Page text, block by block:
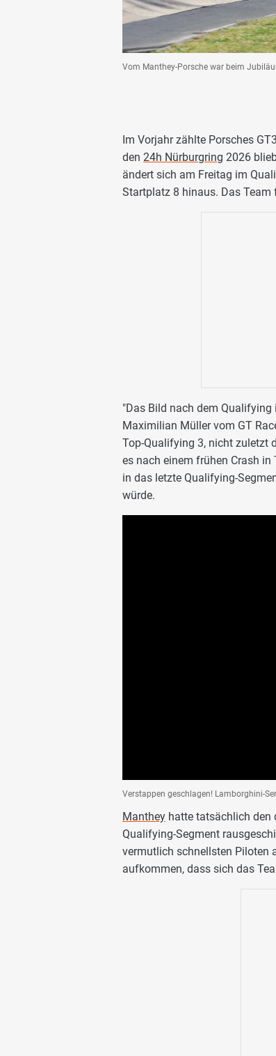
Vom Manthey-Porsche war beim
Im Vorjahr zählte Porsches
den 24h Nürburgring 2026
ändert sich am Freitag im
Startplatz 8 hinaus. Das Team
"Das Bild nach dem
Maximilian Müller vom GT
Top-Qualifying 3, nicht zuletzt
es nach einem frühen Crash
in das letzte Qualifying-
würde.
Verstappen geschlagen! Lamborghini-
Manthey hatte tatsächlich den
Qualifying-Segment
vermutlich schnellsten Piloten
aufkommen, dass sich das